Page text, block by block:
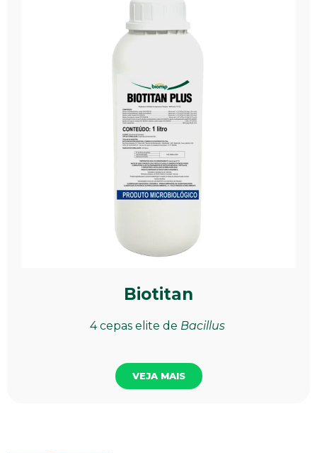
Biotitan
4 cepas elite de Bacillus
VEJA MAIS